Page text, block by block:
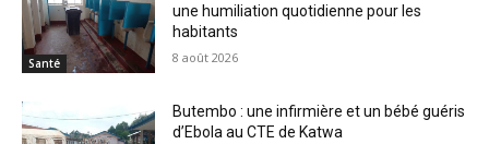
Santé
une humiliation quotidienne pour les
habitants
8 août 2026
Butembo : une infirmière et un bébé guéris
d’Ebola au CTE de Katwa